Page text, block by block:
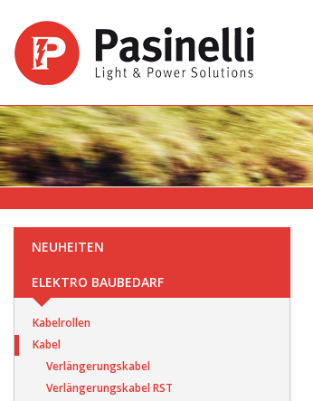
NEUHEITEN
ELEKTRO BAUBEDARF
Kabelrollen
Kabel
Verlängerungskabel
Verlängerungskabel RST